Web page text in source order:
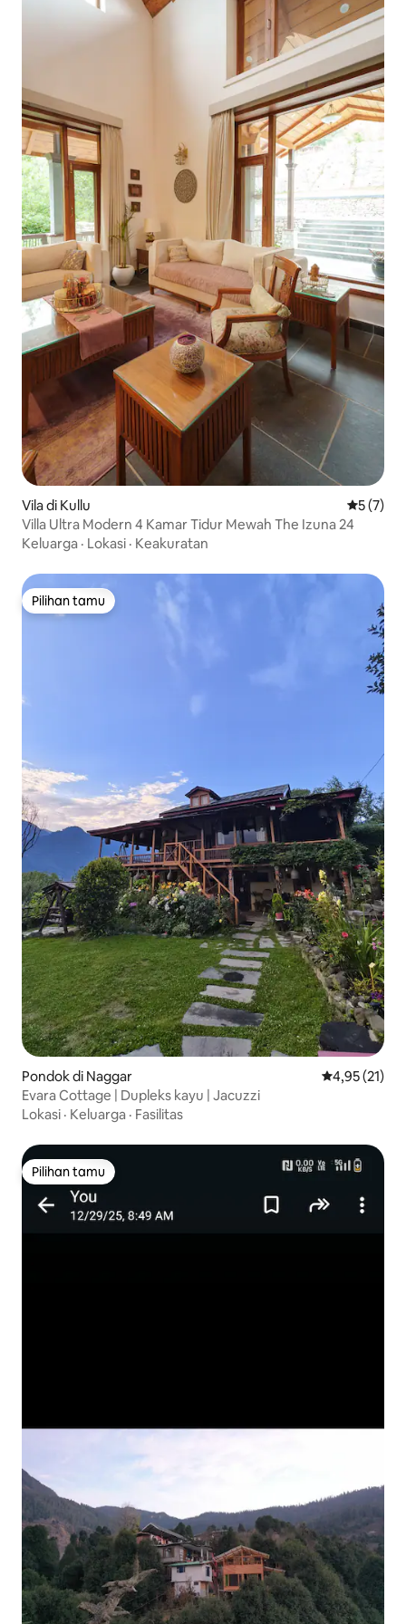
Vila di Kullu Nilai
5 (7)
Villa Ultra Modern 4 Kamar Tidur Mewah The Izuna 24
Keluarga · Lokasi · Keakuratan
Pilihan tamu
Pilihan tamu
Pondok di Naggar Nilai rata-
4,95 (21)
Evara Cottage | Dupleks kayu | Jacuzzi
Lokasi · Keluarga · Fasilitas
Pilihan tamu
Pilihan tamu